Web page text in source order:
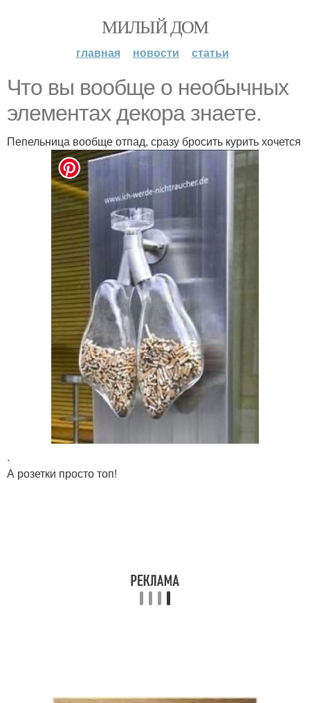
МИЛЫЙ ДОМ
главная новости статьи
Что вы вообще о необычных
элементах декора знаете.
Пепельница вообще отпад, сразу бросить курить хочется
.
А розетки просто топ!